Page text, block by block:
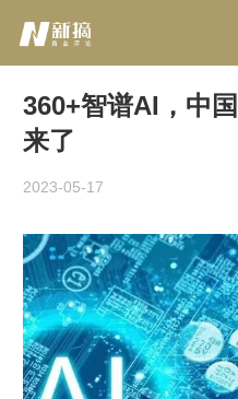
360+智谱AI，中
来了
2023-05-17